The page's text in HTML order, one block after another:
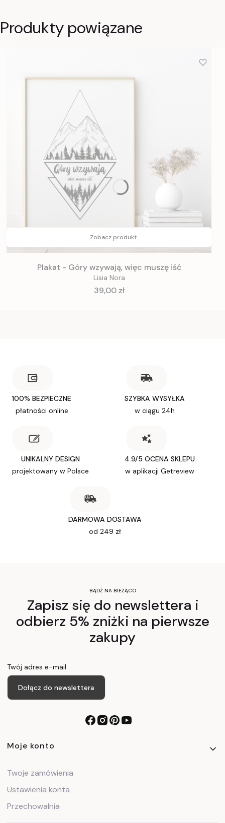
Produkty powiązane
Zobacz produkt
Plakat - Góry wzywają, więc muszę iść
Lisia Nora
Cena
39,00 zł
100% BEZPIECZNE
płatności online
SZYBKA WYSYŁKA
w ciągu 24h
UNIKALNY DESIGN
projektowany w Polsce
4.9/5 OCENA SKLEPU
w aplikacji Getreview
DARMOWA DOSTAWA
od 249 zł
BĄDŹ NA BIEŻĄCO
Zapisz się do newslettera i
odbierz 5% zniżki na pierwsze
zakupy
Twój adres e-mail
Dołącz do newslettera
Linki w stopce
Moje konto
Twoje zamówienia
Ustawienia konta
Przechowalnia